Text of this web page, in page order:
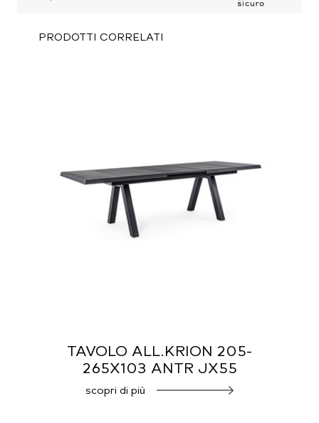
PRODOTTI CORRELATI
TAVOLO ALL.KRION 205-
265X103 ANTR JX55
scopri di più